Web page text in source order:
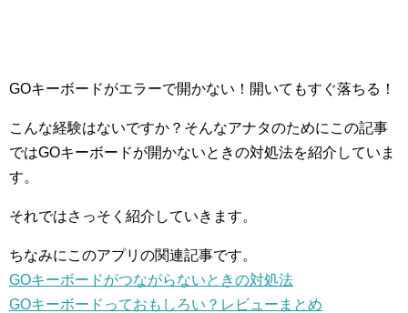
GOキーボードがエラーで開かない！開いてもすぐ落ちる！
こんな経験はないですか？そんなアナタのためにこの記事
ではGOキーボードが開かないときの対処法を紹介していま
す。
それではさっそく紹介していきます。
ちなみにこのアプリの関連記事です。
GOキーボードがつながらないときの対処法
GOキーボードっておもしろい？レビューまとめ